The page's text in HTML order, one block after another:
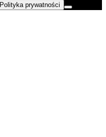
Polityka prywatności